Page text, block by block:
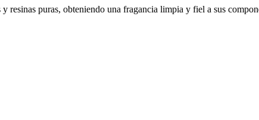
resinas puras, obteniendo una fragancia limpia y fiel a sus